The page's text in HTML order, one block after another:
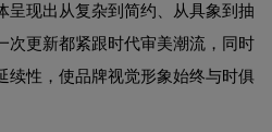
呈现出从复杂到简约、从具象到抽
次更新都紧跟时代审美潮流，同时
续性，使品牌视觉形象始终与时俱